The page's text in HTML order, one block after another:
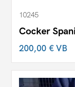
10245
Cocker
200,00 €VB